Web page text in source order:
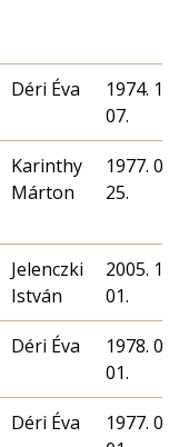
Déri Éva
1974. 11.
07.
Karinthy
Márton
1977. 03.
25.
Jelenczki
István
2005. 12.
01.
Déri Éva
1978. 05.
01.
Déri Éva
1977. 08.